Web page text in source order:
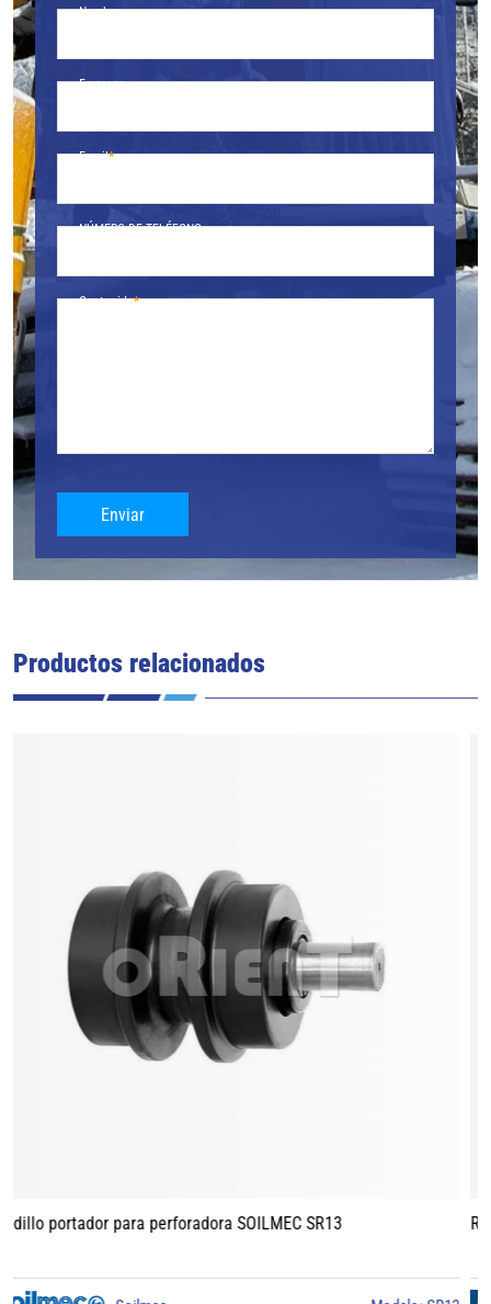
Nombre
Empresa
Email
NÚMERO DE TELÉFONO.
Contenido
Enviar
Productos relacionados
Rodillo portador para perforadora BAUER BG15